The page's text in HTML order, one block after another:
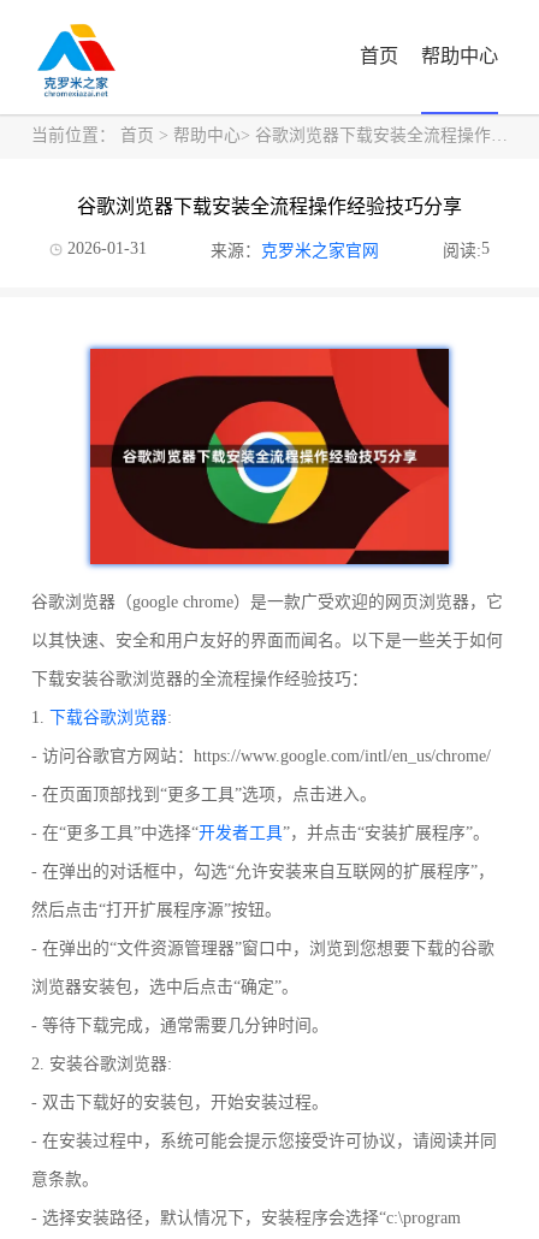
首页 帮助中心
当前位置： 首页 > 帮助中心> 谷歌浏览器下载安装全流程操作经验技巧分享
谷歌浏览器下载安装全流程操作经验技巧分享
2026-01-31 来源： 克罗米之家官网 阅读:5
谷歌浏览器（google chrome）是一款广受欢迎的网页浏览器，它
以其快速、安全和用户友好的界面而闻名。以下是一些关于如何
下载安装谷歌浏览器的全流程操作经验技巧：
1. 下载谷歌浏览器:
- 访问谷歌官方网站：https://www.google.com/intl/en_us/chrome/
- 在页面顶部找到“更多工具”选项，点击进入。
- 在“更多工具”中选择“开发者工具”，并点击“安装扩展程序”。
- 在弹出的对话框中，勾选“允许安装来自互联网的扩展程序”，
然后点击“打开扩展程序源”按钮。
- 在弹出的“文件资源管理器”窗口中，浏览到您想要下载的谷歌
浏览器安装包，选中后点击“确定”。
- 等待下载完成，通常需要几分钟时间。
2. 安装谷歌浏览器:
- 双击下载好的安装包，开始安装过程。
- 在安装过程中，系统可能会提示您接受许可协议，请阅读并同
意条款。
- 选择安装路径，默认情况下，安装程序会选择“c:\program